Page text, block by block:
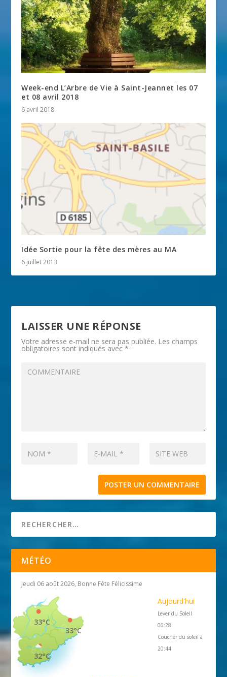
Week-end L’Arbre de Vie à Saint-Jeannet les 07
et 08 avril 2018
6 avril 2018
Idée Sortie pour la fête des mères au MA
6 juillet 2013
LAISSER UNE RÉPONSE
Votre adresse e-mail ne sera pas publiée. Les champs
obligatoires sont indiqués avec*
MÉTÉO
Jeudi 06 août 2026, Bonne Fête Félicissime
33°C
33°C
32°C
Aujourd'hui
Lever du Soleil
06:28
Coucher du soleil à
20:44